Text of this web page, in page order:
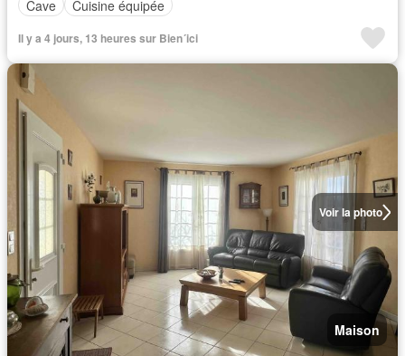
Cave
Cuisine équipée
Il y a 4 jours, 13 heures sur Bien´ici
Voir la photo
Maison